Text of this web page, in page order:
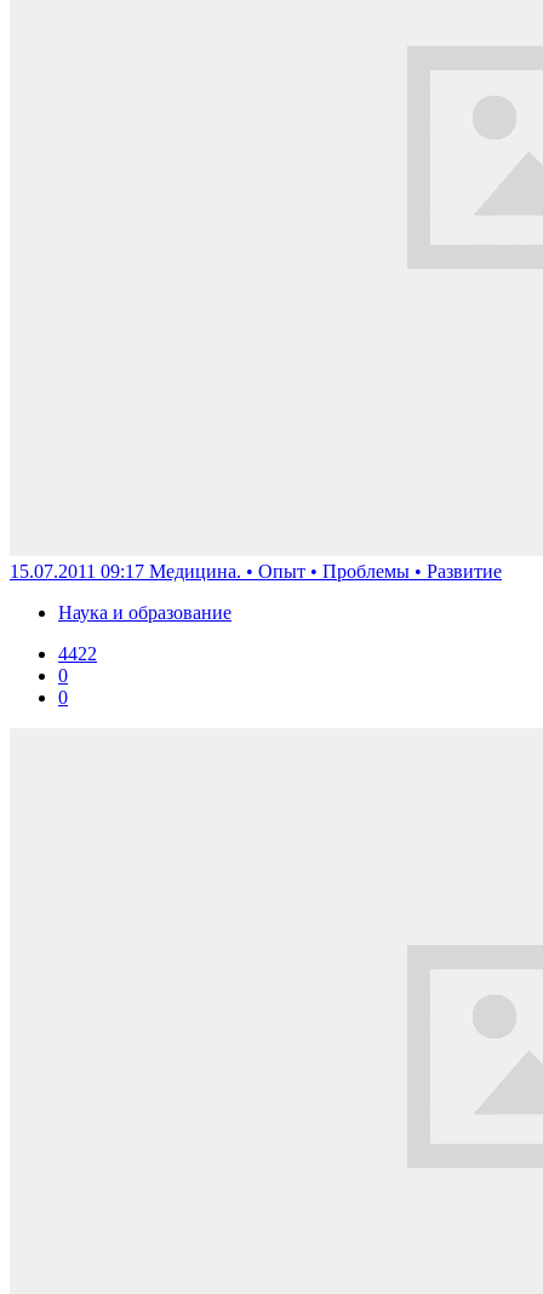
15.07.2011 09:17 Медицина. • Опыт • Проблемы • Развитие
Наука и образование
4422
0
0